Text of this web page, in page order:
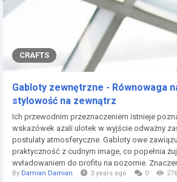
CRAFTS
Gabloty zewnętrzne - Równowaga
stylowość na zewnątrz
Ich przewodnim przeznaczeniem istnieje
wskazówek azali ulotek w wyjście odważny
postulaty atmosferyczne. Gabloty owe
praktyczność z cudnym image, co popełnia
wyładowaniem do profitu na pozornie.
gabloty ogłoszeniowe zewnętrzne kreują
By Damian Damian 3 years ago 0 276